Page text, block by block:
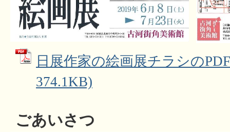
日展作家の絵画展チラシの
374.1KB)
ごあいさつ